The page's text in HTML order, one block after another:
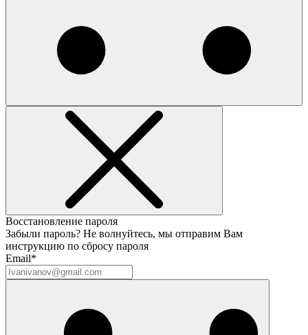
Восстановление пароля
Забыли пароль? Не волнуйтесь, мы отправим Вам
инструкцию по сбросу пароля
Email*